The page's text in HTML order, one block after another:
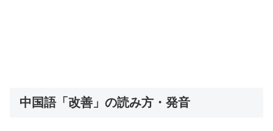
中国語「改善」の読み方・発音